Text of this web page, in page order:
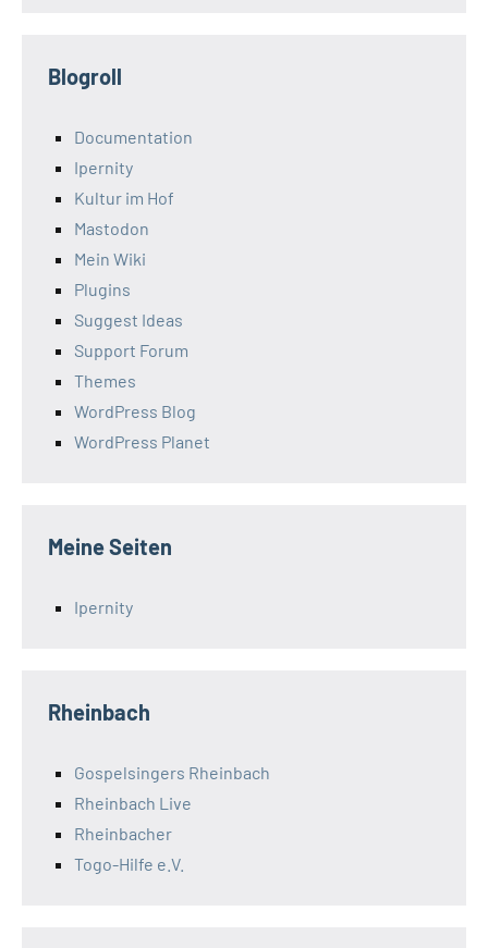
Blogroll
Documentation
Ipernity
Kultur im Hof
Mastodon
Mein Wiki
Plugins
Suggest Ideas
Support Forum
Themes
WordPress Blog
WordPress Planet
Meine Seiten
Ipernity
Rheinbach
Gospelsingers Rheinbach
Rheinbach Live
Rheinbacher
Togo-Hilfe e.V.